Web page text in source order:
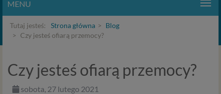
MENU
Tutaj jesteś: Strona główna
Blog
Czy jesteś ofiarą przemocy?
Czy jesteś ofiarą przemocy?
sobota, 27 lutego 2021